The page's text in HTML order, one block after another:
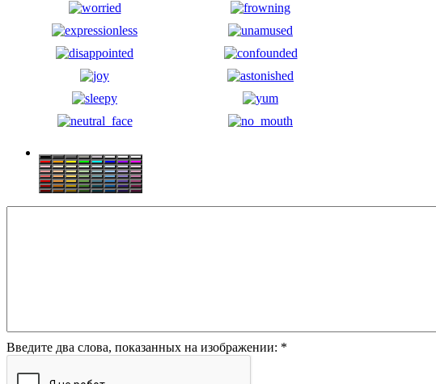
Введите два слова, показанных на изображении: *